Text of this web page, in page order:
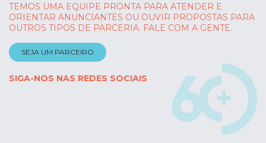
TEMOS UMA EQUIPE PRONTA PARA ATENDER E
ORIENTAR ANUNCIANTES OU OUVIR PROPOSTAS PARA
OUTROS TIPOS DE PARCERIA. FALE COM A GENTE.
SEJA UM PARCEIRO
SIGA-NOS NAS REDES SOCIAIS